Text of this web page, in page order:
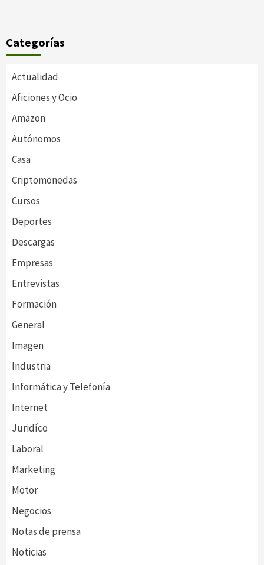
Categorías
Actualidad
Aficiones y Ocio
Amazon
Autónomos
Casa
Criptomonedas
Cursos
Deportes
Descargas
Empresas
Entrevistas
Formación
General
Imagen
Industria
Informática y Telefonía
Internet
Juridíco
Laboral
Marketing
Motor
Negocios
Notas de prensa
Noticias